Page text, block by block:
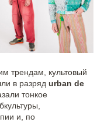
трендам, культовый
в разряд urban de
тонкое
и, по